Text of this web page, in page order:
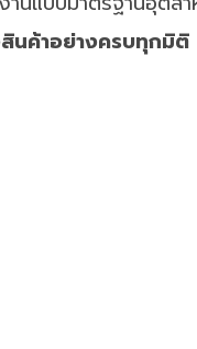
นค้าอย่างครบทุกมิติ